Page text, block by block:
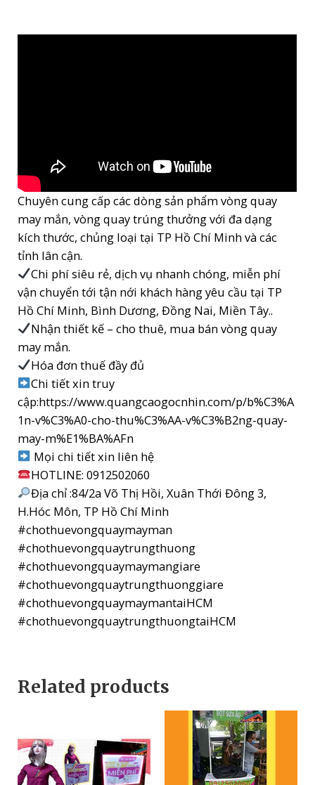
Chuyên cung cấp các dòng sản phẩm vòng quay
may mắn, vòng quay trúng thưởng với đa dạng
kích thước, chủng loại tại TP Hồ Chí Minh và các
tỉnh lân cận.
Chi phí siêu rẻ, dịch vụ nhanh chóng, miễn phí
vận chuyển tới tận nới khách hàng yêu cầu tại TP
Hồ Chí Minh, Bình Dương, Đồng Nai, Miền Tây..
Nhận thiết kế – cho thuê, mua bán vòng quay
may mắn.
Hóa đơn thuế đầy đủ
Chi tiết xin truy
cập:https://www.quangcaogocnhin.com/p/b%C3%A
1n-v%C3%A0-cho-thu%C3%AA-v%C3%B2ng-quay-
may-m%E1%BA%AFn
Mọi chi tiết xin liên hệ
HOTLINE: 0912502060
Địa chỉ :84/2a Võ Thị Hồi, Xuân Thới Đông 3,
H.Hóc Môn, TP Hồ Chí Minh
#chothuevongquaymayman
#chothuevongquaytrungthuong
#chothuevongquaymaymangiare
#chothuevongquaytrungthuonggiare
#chothuevongquaymaymantaiHCM
#chothuevongquaytrungthuongtaiHCM
Related products